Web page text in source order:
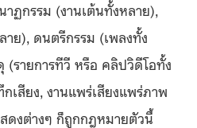
ฏกรรม (งานเต้นทั้งหลาย),
ย), ดนตรีกรรม (เพลงทั้ง
รายการทีวี หรือ คลิปวิดีโอทั้ง
เสียง, งานแพร่เสียงแพร่ภาพ
ดงต่างๆ ก็ถูกกฎหมายตัวนี้